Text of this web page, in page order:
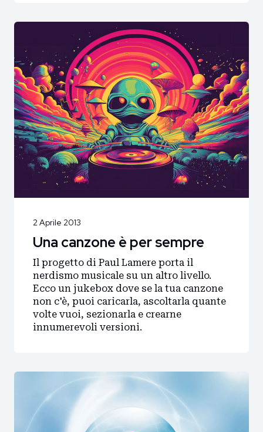
2 Aprile 2013
Una canzone è per sempre
Il progetto di Paul Lamere porta il
nerdismo musicale su un altro livello.
Ecco un jukebox dove se la tua canzone
non c'è, puoi caricarla, ascoltarla quante
volte vuoi, sezionarla e crearne
innumerevoli versioni.